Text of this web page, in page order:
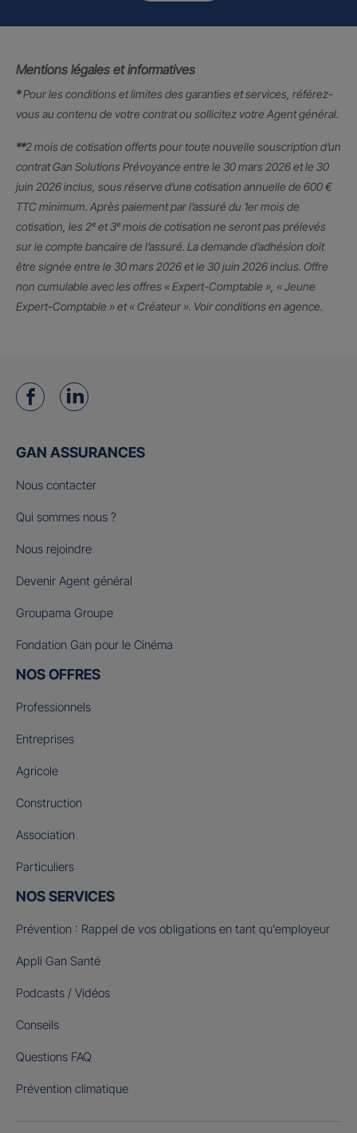
Mentions légales et informatives
*Pour les conditions et limites des garanties et services, référez-
vous au contenu de votre contrat ou sollicitez votre Agent général.
**2 mois de cotisation offerts pour toute nouvelle souscription d’un
contrat Gan Solutions Prévoyance entre le 30 mars 2026 et le 30
juin 2026 inclus, sous réserve d’une cotisation annuelle de 600 €
TTC minimum. Après paiement par l’assuré du 1er mois de
cotisation, les 2ᵉ et 3ᵉ mois de cotisation ne seront pas prélevés
sur le compte bancaire de l’assuré. La demande d’adhésion doit
être signée entre le 30 mars 2026 et le 30 juin 2026 inclus. Offre
non cumulable avec les offres « Expert-Comptable », « Jeune
Expert-Comptable » et « Créateur ». Voir conditions en agence.
GAN ASSURANCES
Nous contacter
Qui sommes nous ?
Nous rejoindre
Devenir Agent général
Groupama Groupe
Fondation Gan pour le Cinéma
NOS OFFRES
Professionnels
Entreprises
Agricole
Construction
Association
Particuliers
NOS SERVICES
Prévention : Rappel de vos obligations en tant qu’employeur
Appli Gan Santé
Podcasts / Vidéos
Conseils
Questions FAQ
Prévention climatique